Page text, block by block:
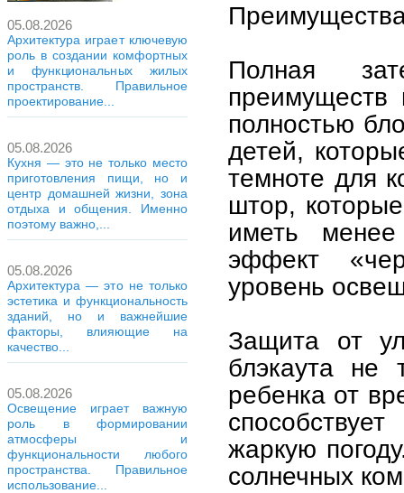
05.08.2026
Архитектура играет ключевую
роль в создании комфортных
и функциональных жилых
пространств. Правильное
проектирование...
05.08.2026
Кухня — это не только место
приготовления пищи, но и
центр домашней жизни, зона
отдыха и общения. Именно
поэтому важно,...
05.08.2026
Архитектура — это не только
эстетика и функциональность
зданий, но и важнейшие
факторы, влияющие на
качество...
05.08.2026
Освещение играет важную
роль в формировании
атмосферы и
функциональности любого
пространства. Правильное
использование...
Полная
преимуществ
полностью
детей,
темноте для
штор,
иметь менее
эффект
уровень
Защита от
блэкаута не
ребенка от
жаркую
солнечных